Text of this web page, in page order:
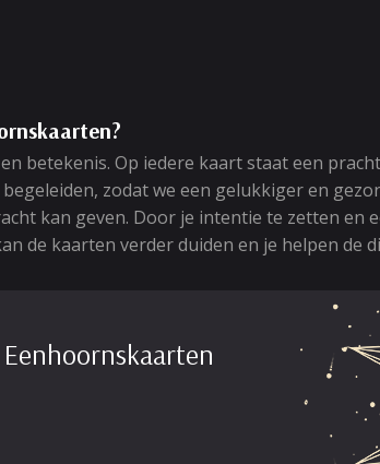
betekenis. Op iedere kaart staat een
zodat we een gelukkiger en
kan geven. Door je intentie te zetten
de kaarten verder duiden en je helpen de